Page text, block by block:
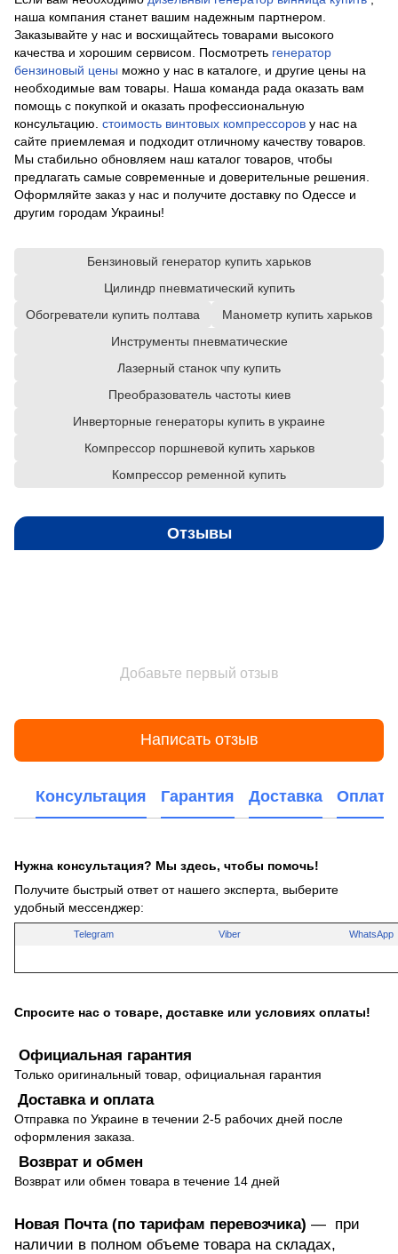
наша компания станет вашим надежным партнером.
Заказывайте у нас и восхищайтесь товарами высокого
качества и хорошим сервисом. Посмотреть генератор
бензиновый цены можно у нас в каталоге, и другие цены на
необходимые вам товары. Наша команда рада оказать вам
помощь с покупкой и оказать профессиональную
консультацию. стоимость винтовых компрессоров у нас на
сайте приемлемая и подходит отличному качеству товаров.
Мы стабильно обновляем наш каталог товаров, чтобы
предлагать самые современные и доверительные решения.
Оформляйте заказ у нас и получите доставку по Одессе и
другим городам Украины!
Бензиновый генератор купить харьков
Цилиндр пневматический купить
Обогреватели купить полтава
Манометр купить харьков
Инструменты пневматические
Лазерный станок чпу купить
Преобразователь частоты киев
Инверторные генераторы купить в украине
Компрессор поршневой купить харьков
Компрессор ременной купить
Отзывы
Добавьте первый отзыв
Написать отзыв
Консультация Гарантия Доставка Оплата
Нужна консультация? Мы здесь, чтобы помочь!
Получите быстрый ответ от нашего эксперта, выберите
удобный мессенджер:
Telegram Viber WhatsApp
Спросите нас о товаре, доставке или условиях оплаты!
Официальная гарантия
Только оригинальный товар, официальная гарантия
Доставка и оплата
Отправка по Украине в течении 2-5 рабочих дней после
оформления заказа.
Возврат и обмен
Возврат или обмен товара в течение 14 дней
Новая Почта (по тарифам перевозчика) — при
наличии в полном объеме товара на складах,